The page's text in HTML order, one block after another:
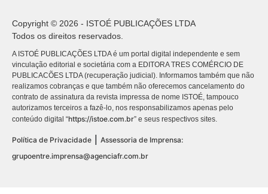
Copyright © 2026 - ISTOÉ PUBLICAÇÕES LTDA
Todos os direitos reservados.
A ISTOÉ PUBLICAÇÕES LTDA é um portal digital independente e sem
vinculação editorial e societária com a EDITORA TRES COMÉRCIO DE
PUBLICACÕES LTDA (recuperação judicial). Informamos também que não
realizamos cobranças e que também não oferecemos cancelamento do
contrato de assinatura da revista impressa de nome ISTOÉ, tampouco
autorizamos terceiros a fazê-lo, nos responsabilizamos apenas pelo
conteúdo digital “https://istoe.com.br” e seus respectivos sites.
Política de Privacidade | Assessoria de Imprensa:
grupoentre.imprensa@agenciafr.com.br